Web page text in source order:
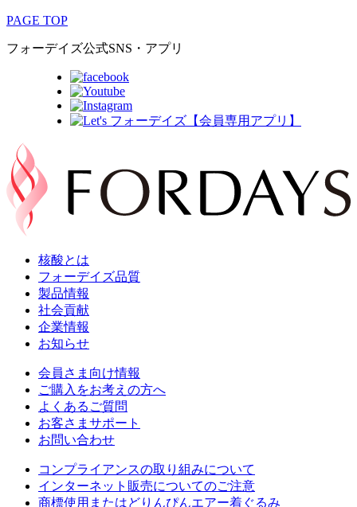
PAGE TOP
フォーデイズ公式SNS・アプリ
核酸とは
フォーデイズ品質
製品情報
社会貢献
企業情報
お知らせ
会員さま向け情報
ご購入をお考えの方へ
よくあるご質問
お客さまサポート
お問い合わせ
コンプライアンスの取り組みについて
インターネット販売についてのご注意
商標使用またはどりんぴんエアー着ぐるみ